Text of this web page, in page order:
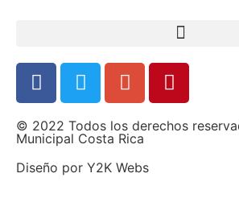
© 2022 Todos los derechos
Municipal Costa Rica
Diseño por Y2K Webs